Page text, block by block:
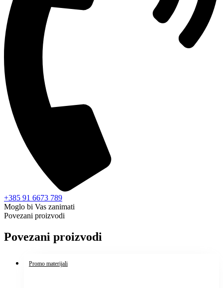
+385 91 6673 789
Moglo bi Vas zanimati
Povezani proizvodi
Povezani proizvodi
Promo materijali